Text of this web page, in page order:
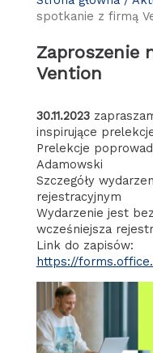
spotkanie z firmą
Zaproszenie
Vention
30.11.2023
inspirujące
Prelekcje
Adamowski
Szczegóły
rejestracyjnym
Wydarzenie jest
wcześniejsza
Link do zapisów:
https://